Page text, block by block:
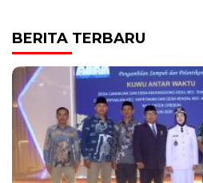
BERITA TERBARU